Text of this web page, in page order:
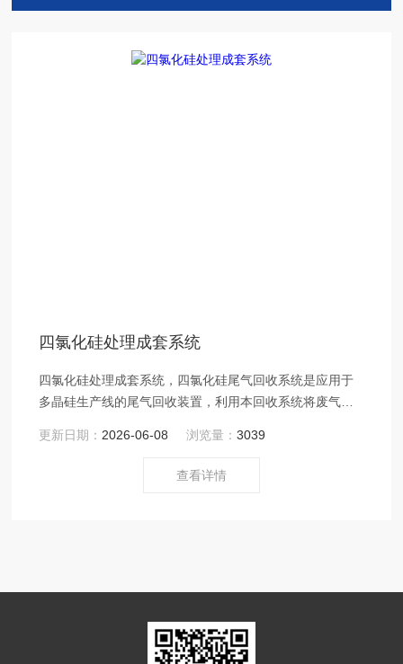
四氯化硅处理成套系统
四氯化硅处理成套系统，四氯化硅尾气回收系统是应用于
多晶硅生产线的尾气回收装置，利用本回收系统将废气回
更新日期： 2026-06-08 浏览量：3039
查看详情